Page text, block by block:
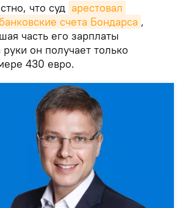
что суд арестовал
счета Бондарса ,
часть его зарплаты
он получает только
430 евро.